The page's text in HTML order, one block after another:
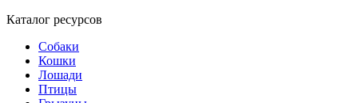
Каталог ресурсов
Собаки
Кошки
Лошади
Птицы